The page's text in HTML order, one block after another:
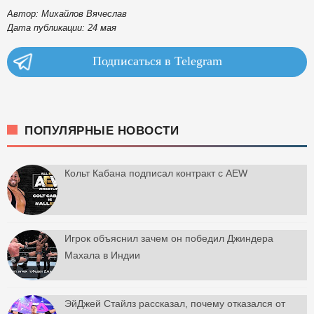
Автор: Михайлов Вячеслав
Дата публикации: 24 мая
Подписаться в Telegram
ПОПУЛЯРНЫЕ НОВОСТИ
Кольт Кабана подписал контракт с AEW
Игрок объяснил зачем он победил Джиндера
Махала в Индии
ЭйДжей Стайлз рассказал, почему отказался от